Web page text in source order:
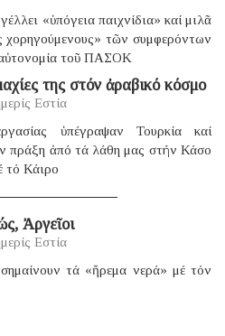
«ὑπόγεια παιχνίδια» καί μιλᾶ
χορηγούμενους» τῶν συμφερόντων
τοῦ ΠΑΣΟΚ
της στόν ἀραβικό κόσμο
Εστία
ὑπέγραψαν Τουρκία καί
πράξη ἀπό τά λάθη μας στήν Κάσο
τό Κάιρο
Ἀργεῖοι
Εστία
τά «ἤρεμα νερά» μέ τόν